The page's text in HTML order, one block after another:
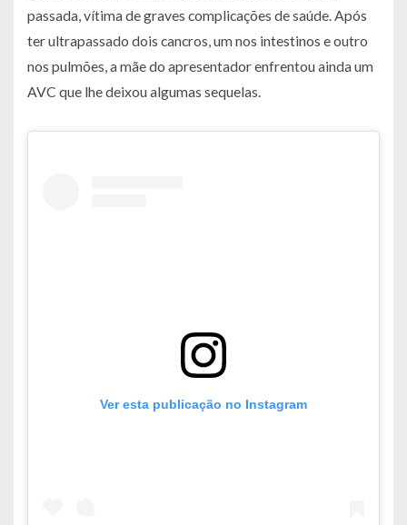
passada, vítima de graves complicações de saúde. Após
ter ultrapassado dois cancros, um nos intestinos e outro
nos pulmões, a mãe do apresentador enfrentou ainda um
AVC que lhe deixou algumas sequelas.
Ver esta publicação no Instagram